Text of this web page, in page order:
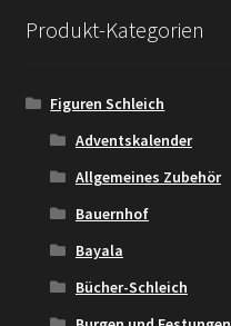
Produkt-Kategorien
Figuren Schleich
Adventskalender
Allgemeines Zubehör
Bauernhof
Bayala
Bücher-Schleich